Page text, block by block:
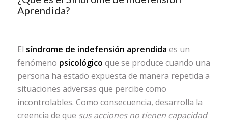
Aprendida?
El síndrome de indefensión aprendida es un
fenómeno psicológico que se produce cuando una
persona ha estado expuesta de manera repetida a
situaciones adversas que percibe como
incontrolables. Como consecuencia, desarrolla la
creencia de que sus acciones no tienen capacidad